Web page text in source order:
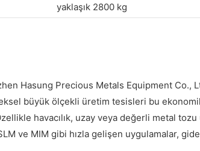
yaklaşık 2800 kg
Hasung Precious Metals Equipment
büyük ölçekli üretim tesisleri bu
havacılık, uzay veya değerli metal
ve MIM gibi hızla gelişen uygulamalar,